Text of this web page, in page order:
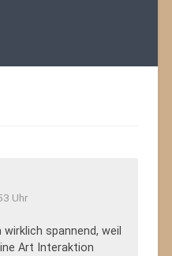
Uhr
spannend, weil
Art Interaktion